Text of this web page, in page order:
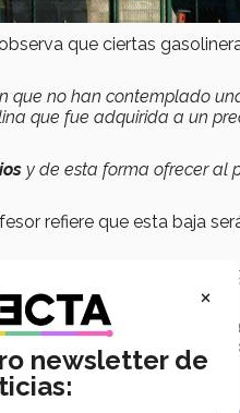
que ciertas
que no han contemplado
que fue adquirida a un
y de esta forma ofrecer al
refiere que esta baja
dependiendo del nivel
plazo, es probable que el
precios bajos en la
×
newsletter de